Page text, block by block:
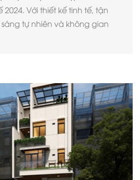
2024. Với thiết kế tinh tế, tận
tự nhiên và không gian